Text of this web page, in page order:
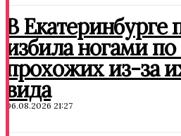
В Екатеринбурге
избила ногами
прохожих из-за
вида
06.08.2026 21:27